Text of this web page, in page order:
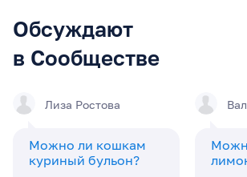
Обсуждают
в Сообществе
Лиза Ростова
Можно ли кошкам
куриный бульон?